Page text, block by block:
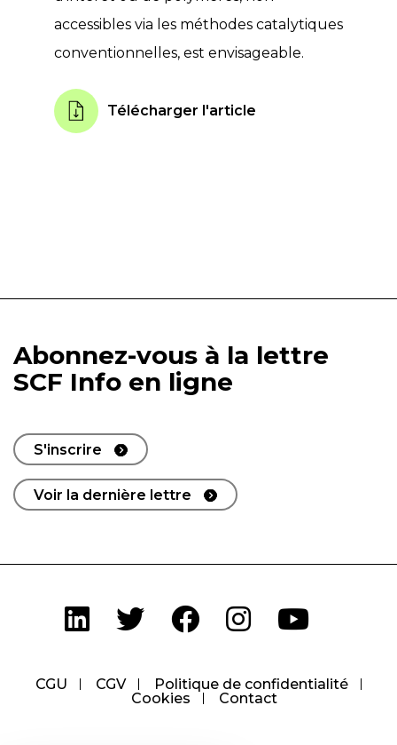
accessibles via les méthodes catalytiques
conventionnelles, est envisageable.
Télécharger l'article
Abonnez-vous à la lettre
SCF Info en ligne
S'inscrire
Voir la dernière lettre
CGU CGV
Politique de confidentialité
Cookies
Contact